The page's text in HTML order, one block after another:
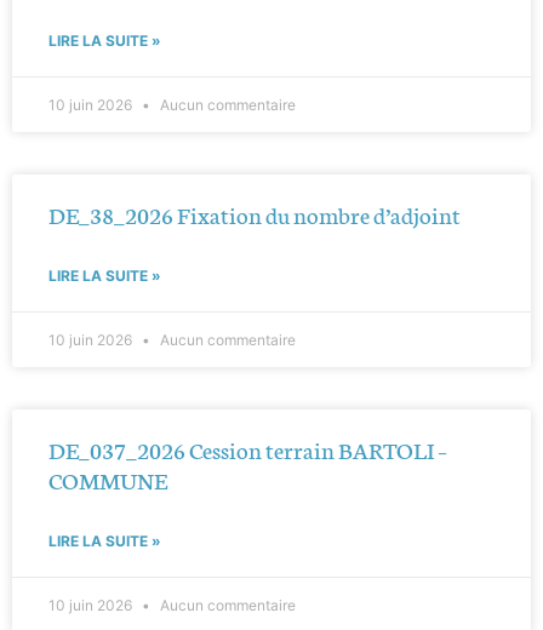
LIRE LA SUITE »
10 juin 2026 Aucun commentaire
DE_38_2026 Fixation du nombre d’adjoint
LIRE LA SUITE »
10 juin 2026 Aucun commentaire
DE_037_2026 Cession terrain BARTOLI –
COMMUNE
LIRE LA SUITE »
10 juin 2026 Aucun commentaire